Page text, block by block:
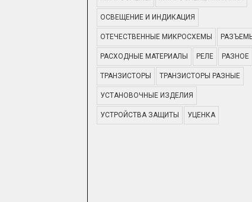
ОСВЕЩЕНИЕ И ИНДИКАЦИЯ
ОТЕЧЕСТВЕННЫЕ МИКРОСХЕМЫ
РАСХОДНЫЕ МАТЕРИАЛЫ РЕЛЕ РАЗНОЕ
ТРАНЗИСТОРЫ ТРАНЗИСТОРЫ РАЗНЫЕ
УСТАНОВОЧНЫЕ ИЗДЕЛИЯ
УСТРОЙСТВА ЗАЩИТЫ УЦЕНКА